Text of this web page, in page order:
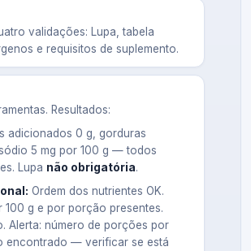
validações: Lupa, tabela
e requisitos de suplemento.
Resultados:
adicionados 0 g, gorduras
5 mg por 100 g — todos
Lupa não obrigatória.
Ordem dos nutrientes OK.
100 g e por porção presentes.
Alerta: número de porções por
encontrado — verificar se está